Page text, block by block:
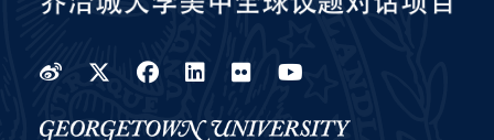
WeiboTwitter
Facebook
LinkedIn
Flickr